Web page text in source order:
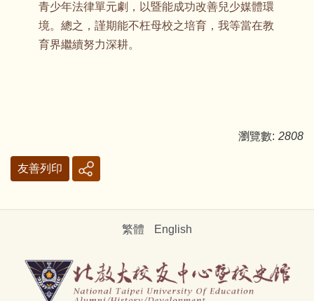
青少年法律單元劇，以暨能成功改善兒少媒體環
境。總之，謹期能不枉母校之培育，我等當在教
育界繼續努力深耕。
瀏覽數: 2808
友善列印
繁體 English